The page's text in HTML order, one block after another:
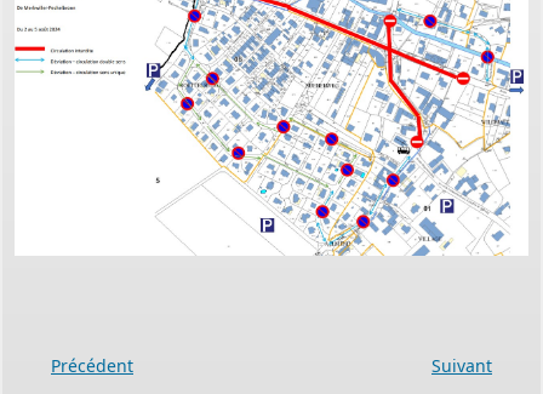
Précédent Suivant
comme aux professionnels,
pour saisir et déposer toutes les pièces de votre dossier
directement en ligne,
à tout moment et où que vous soyez, dans le cadre d’une
démarche simplifiée.
Plus besoin d’imprimer vos demandes en de multiples
exemplaires, d’envoyer des plis en recommandé avec accusé de
réception
ou de vous déplacer aux horaires d’ouverture de votre mairie : en
accéder aux courriers de la mairie, etc. Une fois déposée, votre